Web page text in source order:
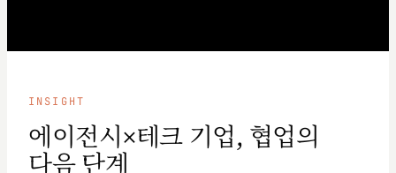
INSIGHT
에이전시×테크 기업, 협업의
다음 단계